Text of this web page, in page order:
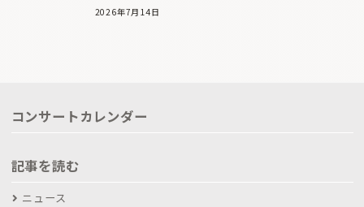
2026年7月14日
コンサートカレンダー
記事を読む
ニュース